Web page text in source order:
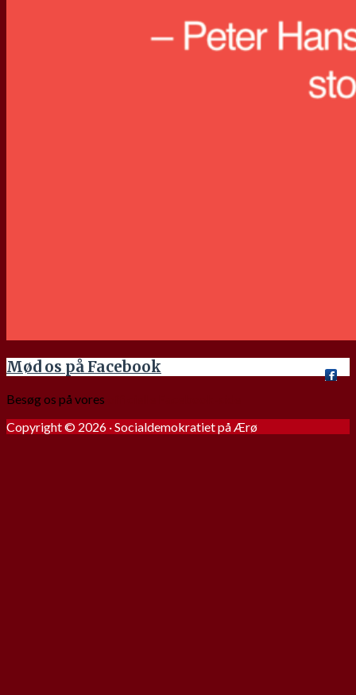
Mød os på Facebook
Besøg os på vores
Copyright © 2026 · Socialdemokratiet på Ærø